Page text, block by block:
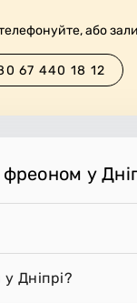
або
67 440 18 12
у
Дніпрі?